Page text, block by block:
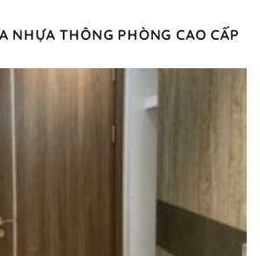
NHỰA THÔNG PHÒNG CAO CẤP